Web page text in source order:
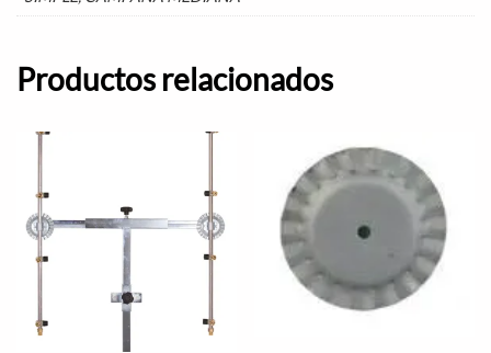
Productos relacionados